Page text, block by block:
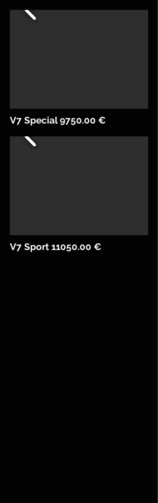
V7 Special 9750.00 €
V7 Sport 11050.00 €